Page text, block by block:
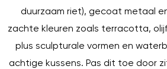
duurzaam riet), gecoat metaal
zachte kleuren zoals terracotta,
plus sculpturale vormen en
achtige kussens. Pas dit toe door